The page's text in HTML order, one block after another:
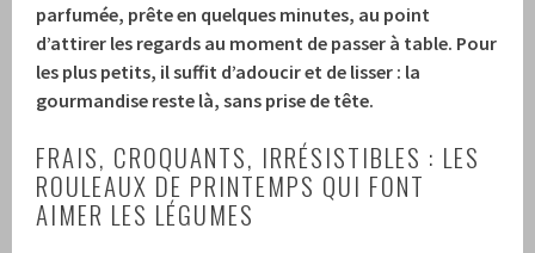
parfumée, prête en quelques minutes, au point
d’attirer les regards au moment de passer à table. Pour
les plus petits, il suffit d’adoucir et de lisser : la
gourmandise reste là, sans prise de tête.
FRAIS, CROQUANTS, IRRÉSISTIBLES : LES
ROULEAUX DE PRINTEMPS QUI FONT
AIMER LES LÉGUMES